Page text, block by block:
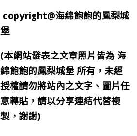
copyright@海綿飽飽的鳳梨城
堡
(本網站發表之文章照片皆為 海
綿飽飽的鳳梨城堡 所有，未經
授權請勿將站內之文字、圖片任
意轉貼，請以分享連結代替複
製，謝謝)